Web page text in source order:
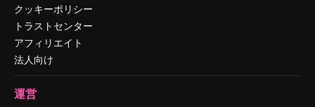
クッキーポリシー
トラストセンター
アフィリエイト
法人向け
運営